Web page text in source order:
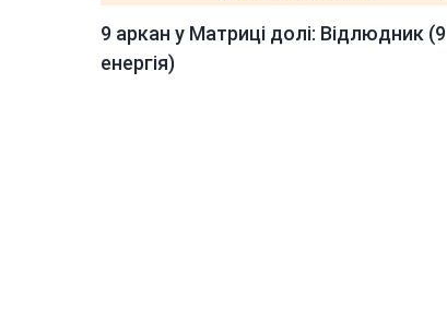
9 аркан у Матриці долі: Відлюдник (9
енергія)